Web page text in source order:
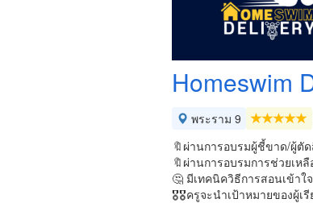
Homeswim
พระราม 9
🔖ผ่านการอบรมผู้ชี้ขาด/ผู้ตั
🔖ผ่านการอบรมการช่วยเห
🤔 มีเทคนิควิธีการสอนเข้าใ
🎖🎖ครูจะนำเป้าหมายของผู้